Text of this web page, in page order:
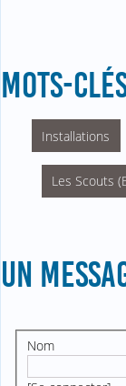
MOTS-
Installations
Les Scouts
UN
Nom